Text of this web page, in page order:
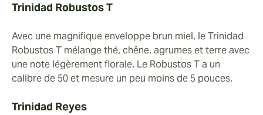
Trinidad Robustos T
Avec une magnifique enveloppe brun miel, le Trinidad
Robustos T mélange thé, chêne, agrumes et terre avec
une note légèrement florale. Le Robustos T a un
calibre de 50 et mesure un peu moins de 5 pouces.
Trinidad Reyes